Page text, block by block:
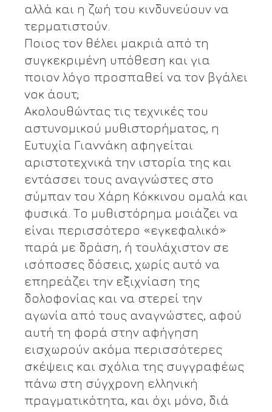
αλλά και η ζωή του κινδυνεύουν να
τερματιστούν.
Ποιος τον θέλει μακριά από τη
συγκεκριμένη υπόθεση και για
ποιον λόγο προσπαθεί να τον βγάλει
νοκ άουτ;
Ακολουθώντας τις τεχνικές του
αστυνομικού μυθιστορήματος, η
Ευτυχία Γιαννάκη αφηγείται
αριστοτεχνικά την ιστορία της και
εντάσσει τους αναγνώστες στο
σύμπαν του Χάρη Κόκκινου ομαλά και
φυσικά. Το μυθιστόρημα μοιάζει να
είναι περισσότερο «εγκεφαλικό»
παρά με δράση, ή τουλάχιστον σε
ισόποσες δόσεις, χωρίς αυτό να
επηρεάζει την εξιχνίαση της
δολοφονίας και να στερεί την
αγωνία από τους αναγνώστες, αφού
αυτή τη φορά στην αφήγηση
εισχωρούν ακόμα περισσότερες
σκέψεις και σχόλια της συγγραφέως
πάνω στη σύγχρονη ελληνική
πραγματικότητα, και όχι μόνο, διά